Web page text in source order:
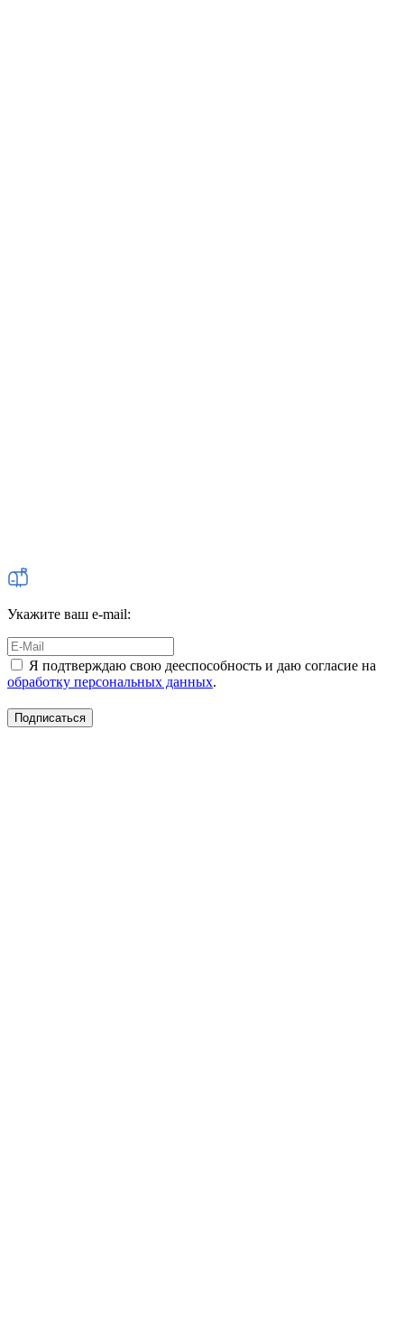
Укажите ваш e-mail:
Я подтверждаю свою дееспособность и даю согласие на
обработку персональных данных.